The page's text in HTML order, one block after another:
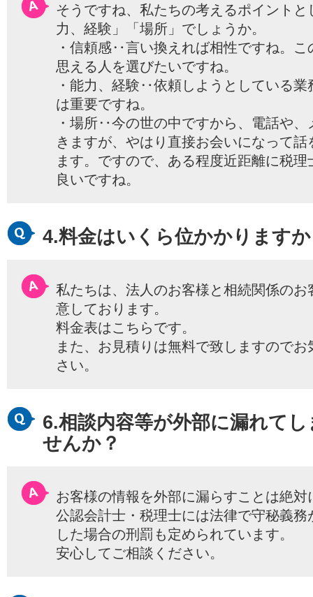
そうですね、私たちの考えるポイント
力、経験」「場所」でしょうか。
・信頼感‥言い換えれば相性ですね。
思える人を選びたいですね。
・能力、経験‥依頼しようとしている
は重要ですね。
・場所‥今の世の中ですから、電話や
きますが、やはり直接お会いになって
ます。ですので、ある程度近距離に税
良いですね。
4.料金はいくら位かかります
私たちは、法人のお客様と相続関係の
意しております。
料金表はこちらです。
また、お見積りは無料で致しますので
さい。
6.相談内容等が外部に漏れて
せんか？
お客様の情報を外部に漏らすことは絶対
公認会計士・税理士には法律で守秘義
した場合の刑罰も定められています。
安心してご相談ください。